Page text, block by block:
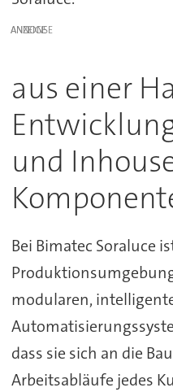
ANZEIGE
aus einer
und
Bei Bimatec Soraluce
modularen,
dass sie sich an die
Arbeitsabläufe jedes